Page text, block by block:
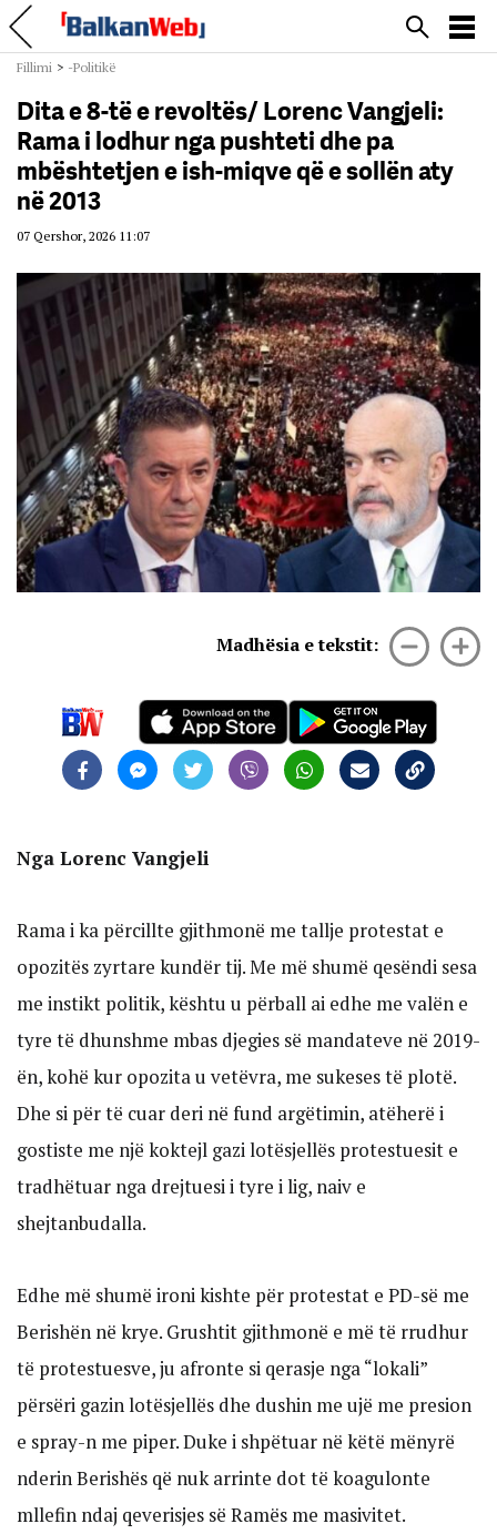
Fillimi > -Politikë
Dita e 8-të e revoltës/ Lorenc Vangjeli:
Rama i lodhur nga pushteti dhe pa
mbështetjen e ish-miqve që e sollën aty
në 2013
07 Qershor, 2026 11:07
Madhësia e tekstit:
Nga Lorenc Vangjeli
Rama i ka përcillte gjithmonë me tallje protestat e
opozitës zyrtare kundër tij. Me më shumë qesëndi sesa
me instikt politik, kështu u përball ai edhe me valën e
tyre të dhunshme mbas djegies së mandateve në 2019-
ën, kohë kur opozita u vetëvra, me sukeses të plotë.
Dhe si për të cuar deri në fund argëtimin, atëherë i
gostiste me një koktejl gazi lotësjellës protestuesit e
tradhëtuar nga drejtuesi i tyre i lig, naiv e
shejtanbudalla.
Edhe më shumë ironi kishte për protestat e PD-së me
Berishën në krye. Grushtit gjithmonë e më të rrudhur
të protestuesve, ju afronte si qerasje nga “lokali”
përsëri gazin lotësjellës dhe dushin me ujë me presion
e spray-n me piper. Duke i shpëtuar në këtë mënyrë
nderin Berishës që nuk arrinte dot të koagulonte
mllefin ndaj qeverisjes së Ramës me masivitet.